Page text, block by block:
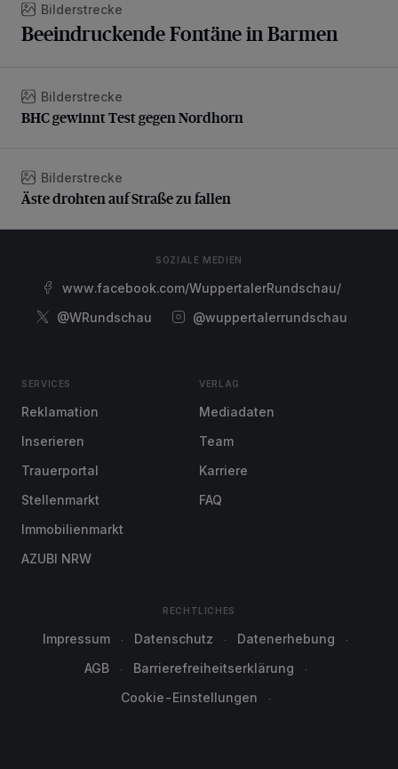
Bilderstrecke
Beeindruckende Fontäne in Barmen
BHC gewinnt Test gegen Nordhorn
Bilderstrecke
BHC gewinnt Test gegen Nordhorn
Äste drohten auf Straße zu fallen
Bilderstrecke
Äste drohten auf Straße zu fallen
SOZIALE MEDIEN
www.facebook.com/WuppertalerRundschau/
@WRundschau
@wuppertalerrundschau
SERVICES
Reklamation
Inserieren
Trauerportal
Stellenmarkt
Immobilienmarkt
AZUBI NRW
VERLAG
Mediadaten
Team
Karriere
FAQ
RECHTLICHES
Impressum Datenschutz
Datenerhebung
AGB
Barrierefreiheitserklärung
Cookie-Einstellungen